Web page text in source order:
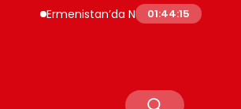
Ermenistan’da Nikol Paşinyan Yeniden
01:44:16